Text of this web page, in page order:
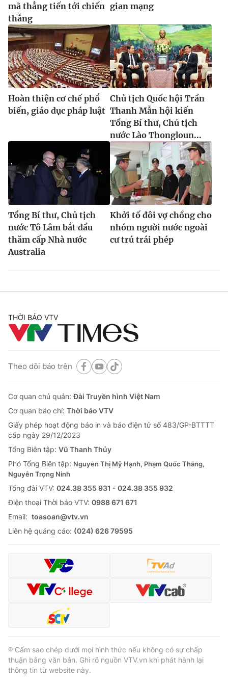
mã thẳng tiến tới chiến
thắng
gian mạng
Hoàn thiện cơ chế phổ
biến, giáo dục pháp luật
Chủ tịch Quốc hội Trần
Thanh Mẫn hội kiến
Tổng Bí thư, Chủ tịch
nước Lào Thongloun...
Tổng Bí thư, Chủ tịch
nước Tô Lâm bắt đầu
thăm cấp Nhà nước
Australia
Khởi tố đôi vợ chồng cho
nhóm người nước ngoài
cư trú trái phép
THỜI BÁO VTV
Theo dõi báo trên
Cơ quan chủ quản:Đài Truyền hình Việt Nam
Cơ quan báo chí: Thời báo VTV
Giấy phép hoạt động báo in và báo điện tử số 483/GP-BTTTT
cấp ngày 29/12/2023
Tổng Biên tập: Vũ Thanh Thủy
Phó Tổng Biên tập: Nguyễn Thị Mỹ Hạnh, Phạm Quốc Thắng,
Nguyễn Trọng Ninh
Tổng đài VTV: 024.38 355 931 - 024.38 355 932
Ðiện thoại Thời báo VTV: 0988 671 671
Email: toasoan@vtv.vn
Liên hệ quảng cáo: (024) 626 79595
® Cấm sao chép dưới mọi hình thức nếu không có sự chấp
thuận bằng văn bản. Ghi rõ nguồn VTV.vn khi phát hành lại
thông tin từ website này.